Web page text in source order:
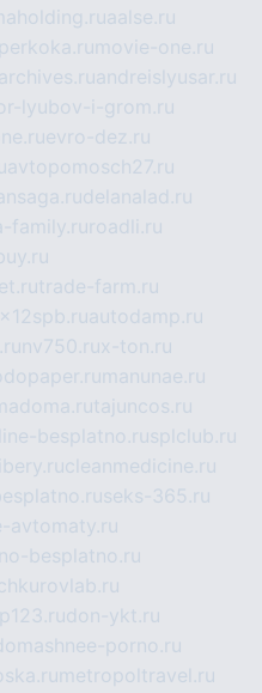
aalse.ru
perkoka.ru movie-one.ru
andreislyusar.ru
lyubov-i-grom.ru
evro-dez.ru
avtopomosch27.ru
delanalad.ru
family.ru roadli.ru
trade-farm.ru
autodamp.ru
nv750.rux-ton.ru
manunae.ru
madoma.rutajuncos.ru
besplatno.rusplclub.ru
ribery.rucleanmedicine.ru
seks-365.ru
avtomaty.ru
besplatno.ru
don-ykt.ru
porno.ru
metropoltravel.ru